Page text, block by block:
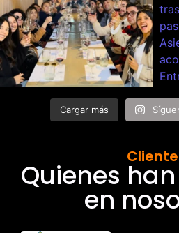
Cargar más
Quienes
en